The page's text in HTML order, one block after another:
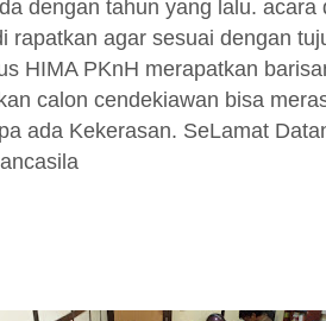
dengan tahun yang lalu. acara
rapatkan agar sesuai dengan
HIMA PKnH merapatkan
calon cendekiawan bisa
ada Kekerasan. SeLamat